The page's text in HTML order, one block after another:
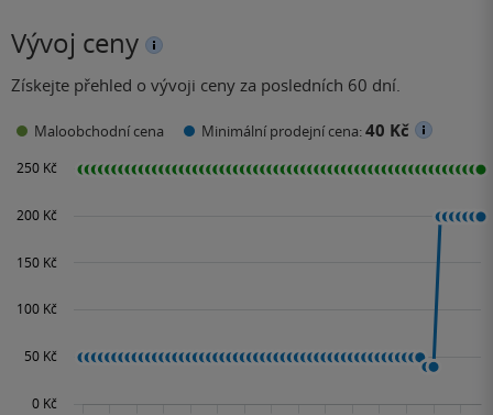
Vývoj ceny
Získejte přehled o vývoji ceny za posledních 60 dní.
Maloobchodní cena Minimální prodejní cena:40 Kč